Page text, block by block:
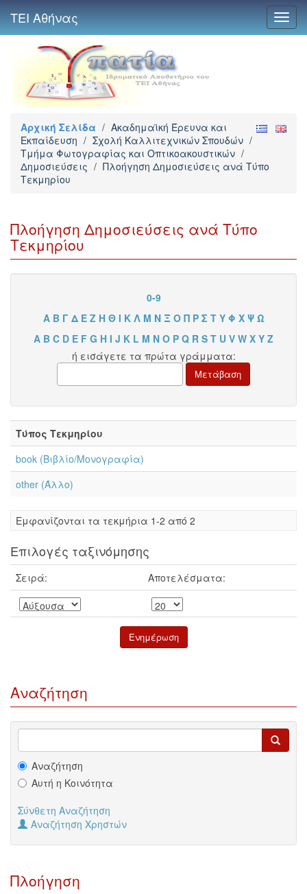
ΤΕΙ Αθήνας
Αρχική Σελίδα / Ακαδημαϊκή Έρευνα και
Εκπαίδευση / Σχολή Καλλιτεχνικών Σπουδών /
Τμήμα Φωτογραφίας και Οπτικοακουστικών /
Δημοσιεύσεις / Πλοήγηση Δημοσιεύσεις ανά Τύπο
Τεκμηρίου
Πλοήγηση Δημοσιεύσεις ανά Τύπο
Τεκμηρίου
0-9
Α Β Γ Δ Ε Ζ Η Θ Ι Κ Λ Μ Ν Ξ Ο Π Ρ Σ Τ Υ Φ Χ Ψ Ω
A B C D E F G H I J K L M N O P Q R S T U V W X Y Z
ή εισάγετε τα πρώτα γράμματα:
Τύπος Τεκμηρίου
book (Βιβλίο/Μονογραφία)
other (Άλλο)
Eμφανίζονται τα τεκμήρια 1-2 από 2
Επιλογές ταξινόμησης
Σειρά: Αποτελέσματα:
Αναζήτηση
Αναζήτηση
Αυτή η Κοινότητα
Σύνθετη Αναζήτηση
Αναζήτηση Χρηστών
Πλοήγηση